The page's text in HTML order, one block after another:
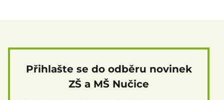
Přihlašte se do odběru novinek
ZŠ a MŠ Nučice